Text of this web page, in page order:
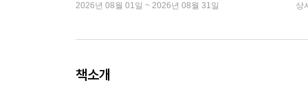
2026년 08월 01일 ~ 2026년 08월 31일 상
책소개